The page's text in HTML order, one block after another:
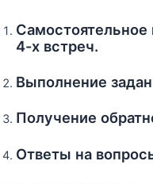
4-х встреч.
Выполнение
Получение
Ответы на